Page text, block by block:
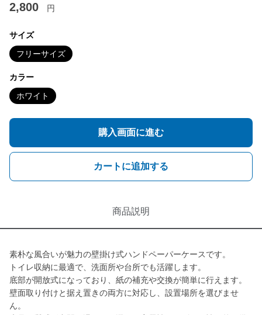
2,800 円
サイズ
フリーサイズ
カラー
ホワイト
購入画面に進む
カートに追加する
商品説明
素朴な風合いが魅力の壁掛け式ハンドペーパーケースです。
トイレ収納に最適で、洗面所や台所でも活躍します。
底部が開放式になっており、紙の補充や交換が簡単に行えます。
壁面取り付けと据え置きの両方に対応し、設置場所を選びませ
ん。